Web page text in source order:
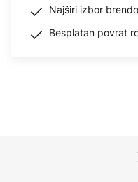
Najširi izbor
Besplatan povrat